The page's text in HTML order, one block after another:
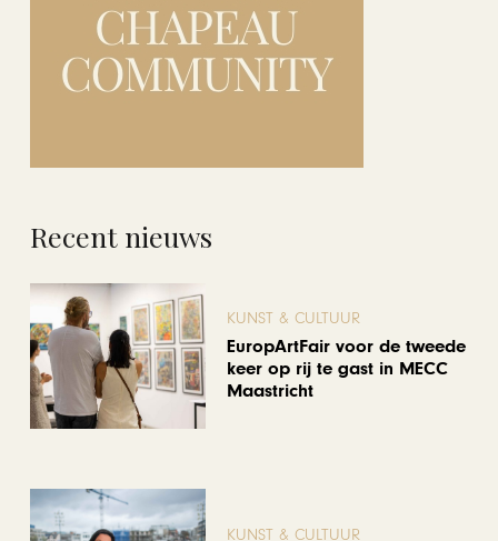
Recent nieuws
KUNST & CULTUUR
EuropArtFair voor de tweede
keer op rij te gast in MECC
Maastricht
KUNST & CULTUUR